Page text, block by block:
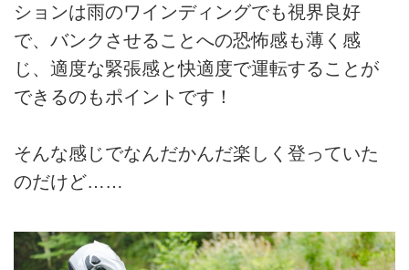
ションは雨のワインディングでも視界良好
で、バンクさせることへの恐怖感も薄く感
じ、適度な緊張感と快適度で運転することが
できるのもポイントです！
そんな感じでなんだかんだ楽しく登っていた
のだけど……